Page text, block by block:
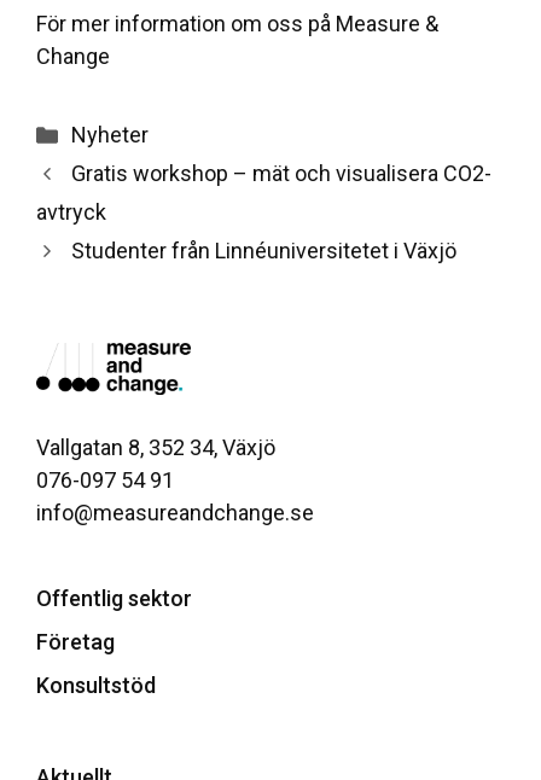
För mer information om oss på Measure &
Change
Categories
Nyheter
Gratis workshop – mät och visualisera CO2-
avtryck
Studenter från Linnéuniversitetet i Växjö
Vallgatan 8, 352 34, Växjö
076-097 54 91
info@measureandchange.se
Offentlig sektor
Företag
Konsultstöd